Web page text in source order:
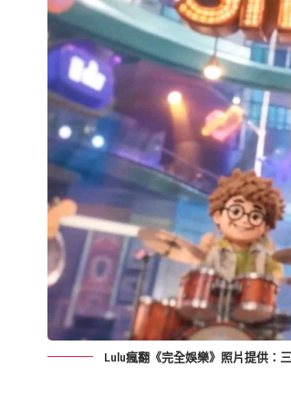
Lulu瘋翻《完全娛樂》照片提供：